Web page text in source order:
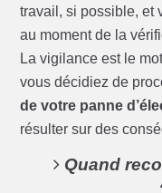
travail, si possible, et
au moment de la
La vigilance est le
vous décidiez de
de votre panne
résulter sur des
Quand